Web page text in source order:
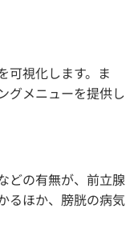
可視化します。ま
グメニューを提供し
どの有無が、前立腺
るほか、膀胱の病気